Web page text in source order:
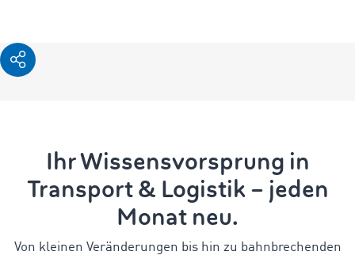
Ihr Wissensvorsprung in
Transport & Logistik – jeden
Monat neu.
Von kleinen Veränderungen bis hin zu bahnbrechenden